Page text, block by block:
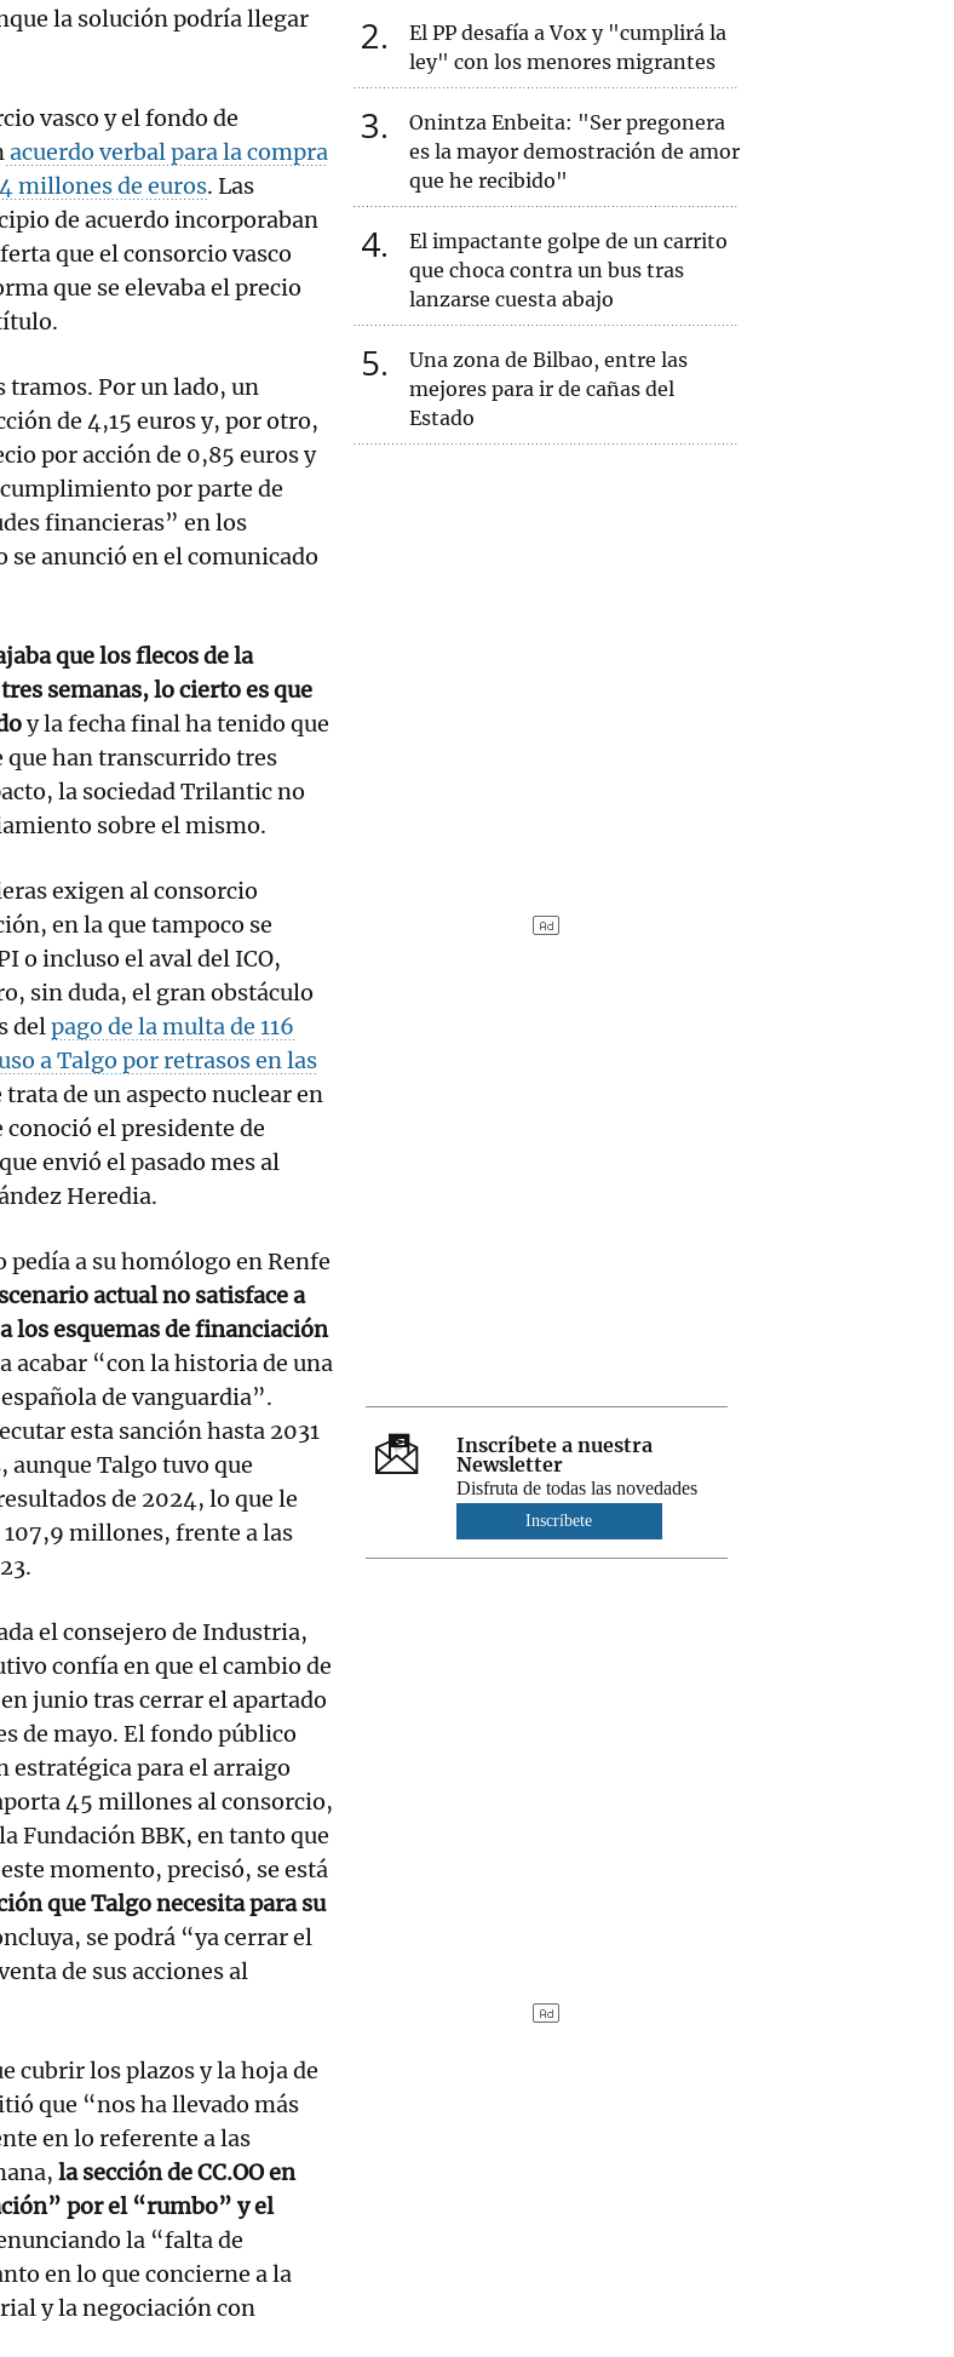
la solución podría llegar
vasco y el fondo de
acuerdo verbal para la compra
millones de euros. Las
de acuerdo incorporaban
que el consorcio vasco
que se elevaba el precio
tramos. Por un lado, un
de 4,15 euros y, por otro,
por acción de 0,85 euros y
por parte de
financieras” en los
anunció en el comunicado
que los flecos de la
semanas, lo cierto es que
y la fecha final ha tenido que
que han transcurrido tres
la sociedad Trilantic no
sobre el mismo.
exigen al consorcio
en la que tampoco se
o incluso el aval del ICO,
sin duda, el gran obstáculo
delpago de la multa de 116
a Talgo por retrasos en las
trata de un aspecto nuclear en
el presidente de
envió el pasado mes al
Heredia.
a su homólogo en Renfe
actual no satisface a
los esquemas de financiación
acabar “con la historia de una
de vanguardia”.
esta sanción hasta 2031
aunque Talgo tuvo que
de 2024, lo que le
millones, frente a las
el consejero de Industria,
confía en que el cambio de
junio tras cerrar el apartado
de mayo. El fondo público
estratégica para el arraigo
45 millones al consorcio,
Fundación BBK, en tanto que
momento, precisó, se está
que Talgo necesita para su
se podrá “ya cerrar el
de sus acciones al
cubrir los plazos y la hoja de
que “nos ha llevado más
en lo referente a las
la sección de CC.OO en
por el “rumbo” y el
la “falta de
en lo que concierne a la
y la negociación con
2
El PP desafía a Vox y "cumplirá la
ley" con los menores migrantes
3
Onintza Enbeita: "Ser pregonera
es la mayor demostración de amor
que he recibido"
4
El impactante golpe de un carrito
que choca contra un bus tras
lanzarse cuesta abajo
5
Una zona de Bilbao, entre las
mejores para ir de cañas del
Estado
Inscríbete a nuestra
Newsletter
Disfruta de todas las novedades
Inscríbete